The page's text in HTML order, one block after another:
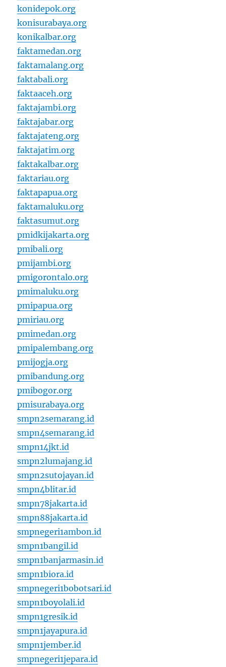
konidepok.org
konisurabaya.org
konikalbar.org
faktamedan.org
faktamalang.org
faktabali.org
faktaaceh.org
faktajambi.org
faktajabar.org
faktajateng.org
faktajatim.org
faktakalbar.org
faktariau.org
faktapapua.org
faktamaluku.org
faktasumut.org
pmidkijakarta.org
pmibali.org
pmijambi.org
pmigorontalo.org
pmimaluku.org
pmipapua.org
pmiriau.org
pmimedan.org
pmipalembang.org
pmijogja.org
pmibandung.org
pmibogor.org
pmisurabaya.org
smpn2semarang.id
smpn4semarang.id
smpn14jkt.id
smpn2lumajang.id
smpn2sutojayan.id
smpn4blitar.id
smpn78jakarta.id
smpn88jakarta.id
smpnegeri1ambon.id
smpn1bangil.id
smpn1banjarmasin.id
smpn1biora.id
smpnegeri1bobotsari.id
smpn1boyolali.id
smpn1gresik.id
smpn1jayapura.id
smpn1jember.id
smpnegeri1jepara.id